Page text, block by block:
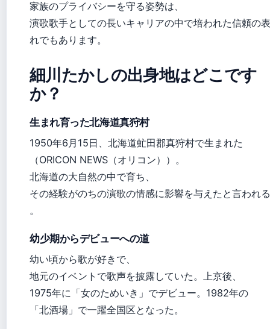
家族のプライバシーを守る姿勢は、
演歌歌手としての長いキャリアの中で培われた信頼の表
れでもあります。
細川たかしの出身地はどこです
か？
生まれ育った北海道真狩村
1950年6月15日、北海道虻田郡真狩村で生まれた
（ORICON NEWS（オリコン））。
北海道の大自然の中で育ち、
その経験がのちの演歌の情感に影響を与えたと言われる
。
幼少期からデビューへの道
幼い頃から歌が好きで、
地元のイベントで歌声を披露していた。上京後、
1975年に「女のためいき」でデビュー。1982年の
「北酒場」で一躍全国区となった。